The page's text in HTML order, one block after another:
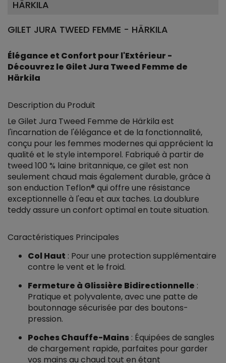
HÄRKILA
GILET JURA TWEED FEMME - HÄRKILA
Élégance et Confort pour l'Extérieur -
Découvrez le Gilet Jura Tweed Femme de
Härkila
Description du Produit
Le Gilet Jura Tweed Femme de Härkila est
l'incarnation de l'élégance et de la fonctionnalité,
conçu pour les femmes modernes qui apprécient la
qualité et le style intemporel. Fabriqué à partir de
tweed 100 % laine britannique, ce gilet est non
seulement chaud mais également durable, grâce à
son enduction Teflon® qui offre une résistance
exceptionnelle à l'eau et aux taches. La doublure
teddy assure un confort optimal en toute situation.
Caractéristiques Principales
Col Haut : Pour une protection supplémentaire
contre le vent et le froid.
Fermeture à Glissière Bidirectionnelle :
Pratique et polyvalente, avec une patte de
boutonnage sécurisée par des boutons-
pression.
Poches Chauffe-Mains : Équipées de sangles
de chargement rapide, parfaites pour garder
vos mains au chaud tout en étant